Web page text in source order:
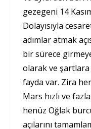
gezegeni 14
Dolayısıyla
adımlar atmak
bir sürece
olarak ve
fayda var. Zira
Mars hızlı ve
henüz Oğlak
açılarını